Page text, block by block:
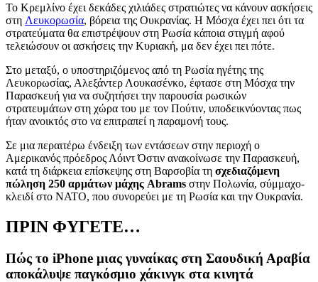
Το Κρεμλίνο έχει δεκάδες χιλιάδες στρατιώτες να κάνουν ασκήσεις
στη Λευκορωσία, βόρεια της Ουκρανίας. Η Μόσχα έχει πει ότι τα
στρατεύματα θα επιστρέψουν στη Ρωσία κάποια στιγμή αφού
τελειώσουν οι ασκήσεις την Κυριακή, μα δεν έχει πει πότε.
Στο μεταξύ, ο υποστηριζόμενος από τη Ρωσία ηγέτης της
Λευκορωσίας, Αλεξάντερ Λουκασένκο, έφτασε στη Μόσχα την
Παρασκευή για να συζητήσει την παρουσία ρωσικών
στρατευμάτων στη χώρα του με τον Πούτιν, υποδεικνύοντας πως
ήταν ανοικτός στο να επιτραπεί η παραμονή τους.
Σε μια περαιτέρω ένδειξη των εντάσεων στην περιοχή ο
Αμερικανός πρόεδρος Λόιντ Όστιν ανακοίνωσε την Παρασκευή,
κατά τη διάρκεια επίσκεψης στη Βαρσοβία τη σχεδιαζόμενη
πώληση 250 αρμάτων μάχης Abrams στην Πολωνία, σύμμαχο-
κλειδί στο ΝΑΤΟ, που συνορεύει με τη Ρωσία και την Ουκρανία.
ΠΡΙΝ ΦΥΓΕΤΕ…
Πώς το iPhone μιας γυναίκας στη Σαουδική Αραβία
αποκάλυψε παγκόσμιο χάκινγκ στα κινητά